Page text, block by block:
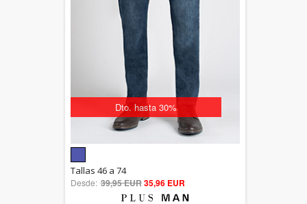
Dto. hasta 30%
out of 5
Tallas 46 a 74
Desde: 39,95 EUR35,96 EUR